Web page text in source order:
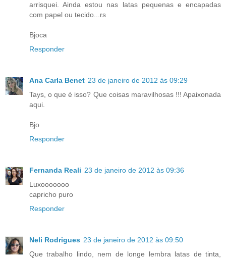
arrisquei. Ainda estou nas latas pequenas e encapadas
com papel ou tecido...rs
Bjoca
Responder
Ana Carla Benet 23 de janeiro de 2012 às 09:29
Tays, o que é isso? Que coisas maravilhosas !!! Apaixonada
aqui.
Bjo
Responder
Fernanda Reali 23 de janeiro de 2012 às 09:36
Luxooooooo
capricho puro
Responder
Neli Rodrigues 23 de janeiro de 2012 às 09:50
Que trabalho lindo, nem de longe lembra latas de tinta,